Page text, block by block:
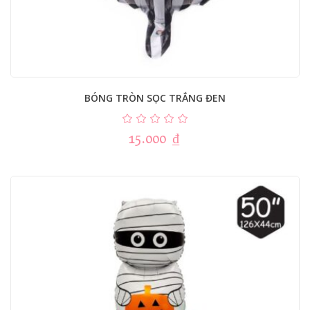
BÓNG TRÒN SỌC TRẮNG ĐEN
15.000 ₫